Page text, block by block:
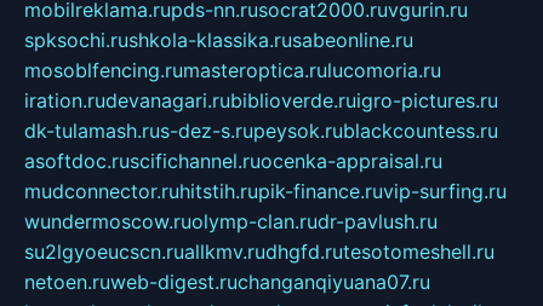
mobilreklama.rupds-nn.rusocrat2000.ruvgurin.ru
spksochi.rushkola-klassika.rusabeonline.ru
mosoblfencing.rumasteroptica.rulucomoria.ru
iration.rudevanagari.rubiblioverde.ruigro-pictures.ru
dk-tulamash.rus-dez-s.rupeysok.rublackcountess.ru
asoftdoc.ruscifichannel.ruocenka-appraisal.ru
mudconnector.ruhitstih.rupik-finance.ruvip-surfing.ru
wundermoscow.ruolymp-clan.rudr-pavlush.ru
su2lgyoeucscn.ruallkmv.rudhgfd.rutesotomeshell.ru
netoen.ruweb-digest.ruchanganqiyuana07.ru